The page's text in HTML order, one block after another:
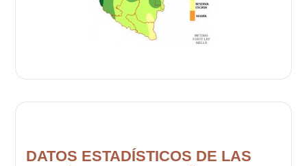
DATOS ESTADÍSTICOS DE LAS